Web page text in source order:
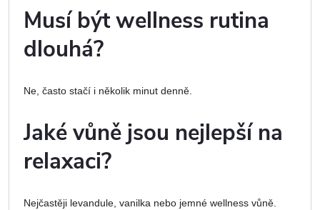
Musí být wellness rutina
dlouhá?
Ne, často stačí i několik minut denně.
Jaké vůně jsou nejlepší na
relaxaci?
Nejčastěji levandule, vanilka nebo jemné wellness vůně.